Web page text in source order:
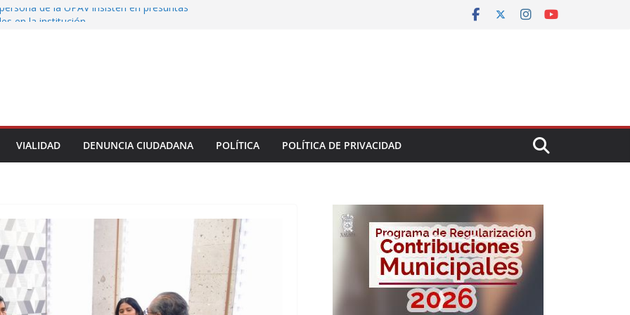
de la UPAV insisten en presuntas
de Veracruz la cultura de la prevención
municipio
VIALIDAD DENUNCIA CIUDADANA POLÍTICA POLÍTICA DE PRIVACIDAD